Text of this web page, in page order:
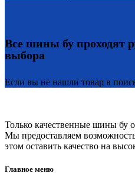
Все шины бу проходят
выбора
Если вы не нашли товар в
Только качественные шины бу
Мы предоставляем
этом оставить качество на
Главное меню